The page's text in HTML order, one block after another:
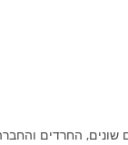
החרדים